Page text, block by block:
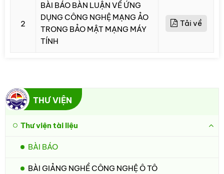
2
BÀI BÁO BÀN LUẬN VỀ ỨNG
DỤNG CÔNG NGHỆ MẠNG ẢO
TRONG BẢO MẬT MẠNG MÁY
TÍNH
Tải về
THƯ VIỆN
Thư viện tài liệu
BÀI BÁO
BÀI GIẢNG NGHỀ CÔNG NGHỆ Ô TÔ